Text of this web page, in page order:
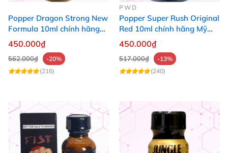
Popper Dragon Strong New
Formula 10ml chính hãng
Mỹ dành cho Top Bot
450.000₫
562.000₫
-20%
(216)
PWD
Popper Super Rush Original
Red 10ml chính hãng Mỹ
USA PWD
450.000₫
517.000₫
-13%
(240)